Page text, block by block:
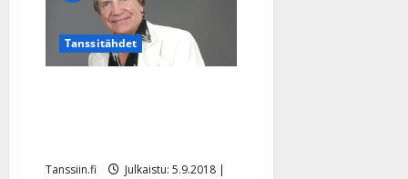
Tanssitähdet
Tanssiin.fi
Julkaistu: 5.9.2018 |